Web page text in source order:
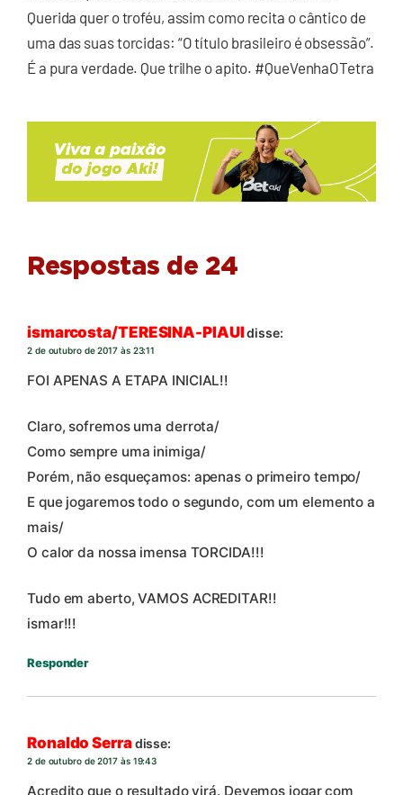
Querida quer o troféu, assim como recita o cântico de
uma das suas torcidas: “O título brasileiro é obsessão”.
É a pura verdade. Que trilhe o apito. #QueVenhaOTetra
Respostas de 24
ismarcosta/TERESINA-PIAUIdisse:
2 de outubro de 2017 às 23:11
FOI APENAS A ETAPA INICIAL!!
Claro, sofremos uma derrota/
Como sempre uma inimiga/
Porém, não esqueçamos: apenas o primeiro tempo/
E que jogaremos todo o segundo, com um elemento a
mais/
O calor da nossa imensa TORCIDA!!!
Tudo em aberto, VAMOS ACREDITAR!!
ismar!!!
Responder
Ronaldo Serradisse:
2 de outubro de 2017 às 19:43
Acredito que o resultado virá. Devemos jogar com